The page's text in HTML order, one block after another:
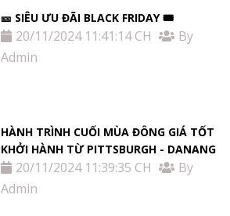
🎫 SIÊU ƯU ĐÃI BLACK FRIDAY 🎟
20/11/2024 11:41:14 CH
By
Admin
HÀNH TRÌNH CUỐI MÙA ĐÔNG GIÁ TỐT
KHỞI HÀNH TỪ PITTSBURGH - DANANG
20/11/2024 11:39:35 CH
By
Admin